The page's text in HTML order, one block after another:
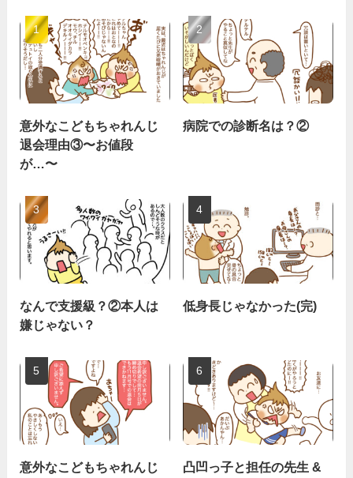
意外なこどもちゃれんじ
退会理由③〜お値段
が…〜
病院での診断名は？②
なんで支援級？②本人は
嫌じゃない？
低身長じゃなかった(完)
意外なこどもちゃれんじ
凸凹っ子と担任の先生 &